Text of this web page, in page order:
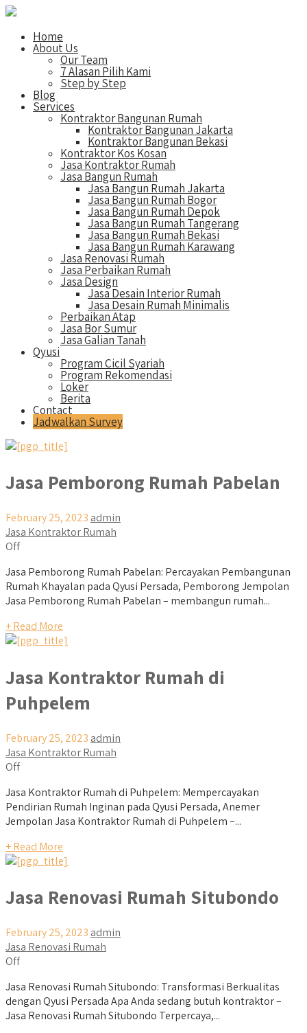
Home
About Us
Our Team
7 Alasan Pilih Kami
Step by Step
Blog
Services
Kontraktor Bangunan Rumah
Kontraktor Bangunan Jakarta
Kontraktor Bangunan Bekasi
Kontraktor Kos Kosan
Jasa Kontraktor Rumah
Jasa Bangun Rumah
Jasa Bangun Rumah Jakarta
Jasa Bangun Rumah Bogor
Jasa Bangun Rumah Depok
Jasa Bangun Rumah Tangerang
Jasa Bangun Rumah Bekasi
Jasa Bangun Rumah Karawang
Jasa Renovasi Rumah
Jasa Perbaikan Rumah
Jasa Design
Jasa Desain Interior Rumah
Jasa Desain Rumah Minimalis
Perbaikan Atap
Jasa Bor Sumur
Jasa Galian Tanah
Qyusi
Program Cicil Syariah
Program Rekomendasi
Loker
Berita
Contact
Jadwalkan Survey
Jasa Pemborong Rumah Pabelan
February 25, 2023 admin
Jasa Kontraktor Rumah
Off
Jasa Pemborong Rumah Pabelan: Percayakan Pembangunan
Rumah Khayalan pada Qyusi Persada, Pemborong Jempolan
Jasa Pemborong Rumah Pabelan – membangun rumah...
+ Read More
Jasa Kontraktor Rumah di
Puhpelem
February 25, 2023 admin
Jasa Kontraktor Rumah
Off
Jasa Kontraktor Rumah di Puhpelem: Mempercayakan
Pendirian Rumah Inginan pada Qyusi Persada, Anemer
Jempolan Jasa Kontraktor Rumah di Puhpelem –...
+ Read More
Jasa Renovasi Rumah Situbondo
February 25, 2023 admin
Jasa Renovasi Rumah
Off
Jasa Renovasi Rumah Situbondo: Transformasi Berkualitas
dengan Qyusi Persada Apa Anda sedang butuh kontraktor –
Jasa Renovasi Rumah Situbondo Terpercaya,...